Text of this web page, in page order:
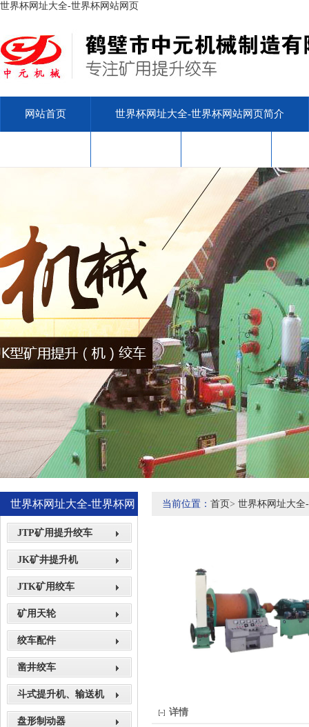
世界杯网址大全-世界杯网站网页
网站首页 世界杯网址大全-世界杯网站网页简介
世界杯网址大全-世界杯网
站网页展示
JTP矿用提升绞车
JK矿井提升机
JTK矿用绞车
矿用天轮
绞车配件
凿井绞车
斗式提升机、输送机
盘形制动器
当前位置： 首页> 世界杯网址大全
详情